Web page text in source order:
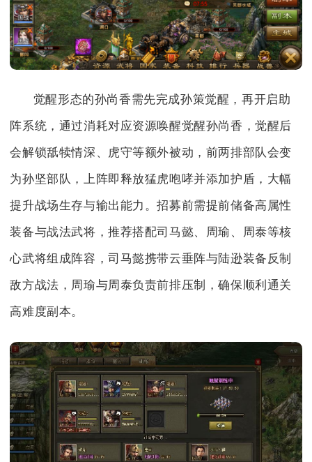
觉醒形态的孙尚香需先完成孙策觉醒，再开启助
阵系统，通过消耗对应资源唤醒觉醒孙尚香，觉醒后
会解锁舐犊情深、虎守等额外被动，前两排部队会变
为孙坚部队，上阵即释放猛虎咆哮并添加护盾，大幅
提升战场生存与输出能力。招募前需提前储备高属性
装备与战法武将，推荐搭配司马懿、周瑜、周泰等核
心武将组成阵容，司马懿携带云垂阵与陆逊装备反制
敌方战法，周瑜与周泰负责前排压制，确保顺利通关
高难度副本。